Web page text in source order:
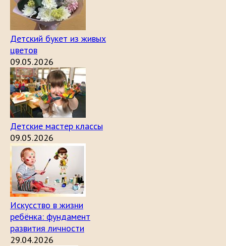
Детский букет из живых
цветов
09.05.2026
Детские мастер классы
09.05.2026
Искусство в жизни
ребёнка: фундамент
развития личности
29.04.2026